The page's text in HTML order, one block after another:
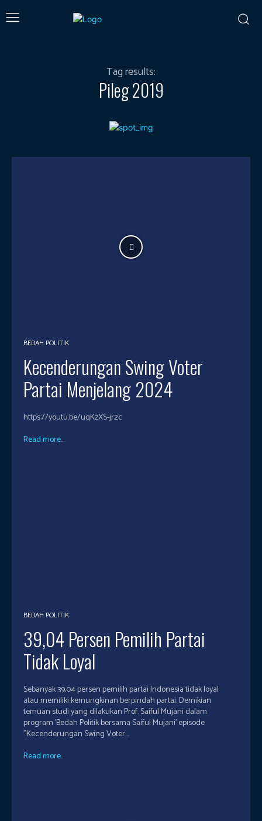
Tag results:
Pileg 2019
BEDAH POLITIK
Kecenderungan Swing Voter
Partai Menjelang 2024
https://youtu.be/uqKzXS-jr2c
Read more...
BEDAH POLITIK
39,04 Persen Pemilih Partai
Tidak Loyal
Sebanyak 39,04 persen pemilih partai Indonesia tidak loyal
atau memiliki kemungkinan berpindah partai. Demikian
temuan studi yang dilakukan Prof. Saiful Mujani dalam
program ’Bedah Politik bersama Saiful Mujani’ episode
”Kecenderungan Swing Voter...
Read more...